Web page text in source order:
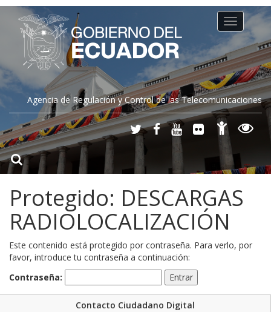
Agencia de Regulación y Control de las Telecomunicaciones
Toggle
navigation
Protegido: DESCARGAS
RADIOLOCALIZACIÓN
Este contenido está protegido por contraseña. Para verlo, por
favor, introduce tu contraseña a continuación:
Contraseña:
Contacto Ciudadano Digital